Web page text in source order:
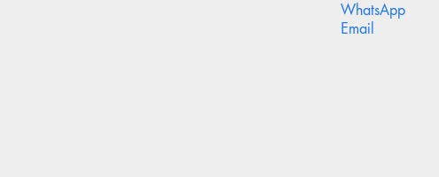
WhatsApp
Email